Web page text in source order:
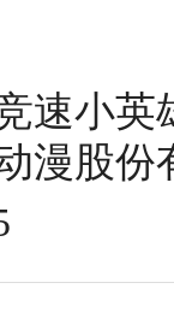
速小
漫股